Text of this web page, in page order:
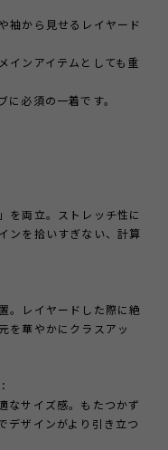
袖から見せるレイヤード
インアイテムとしても重
必須の一着です。
を両立。ストレッチ性に
ンを拾いすぎない、計算
。レイヤードした際に絶
を華やかにクラスアッ
なサイズ感。もたつかず
デザインがより引き立つ